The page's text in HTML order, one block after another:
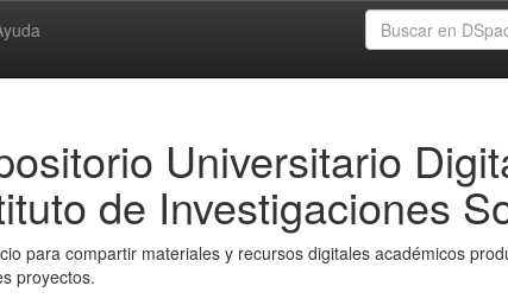
Universitario
de Investigaciones
para compartir materiales y recursos digitales académicos
proyectos.